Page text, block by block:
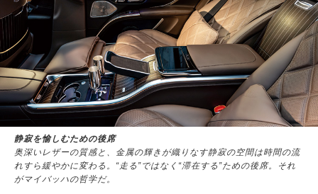
静寂を愉しむための後席
奥深いレザーの質感と、金属の輝きが織りなす静寂の空間は時間の流
れすら緩やかに変わる。“走る”ではなく“滞在する”ための後席。それ
がマイバッハの哲学だ。